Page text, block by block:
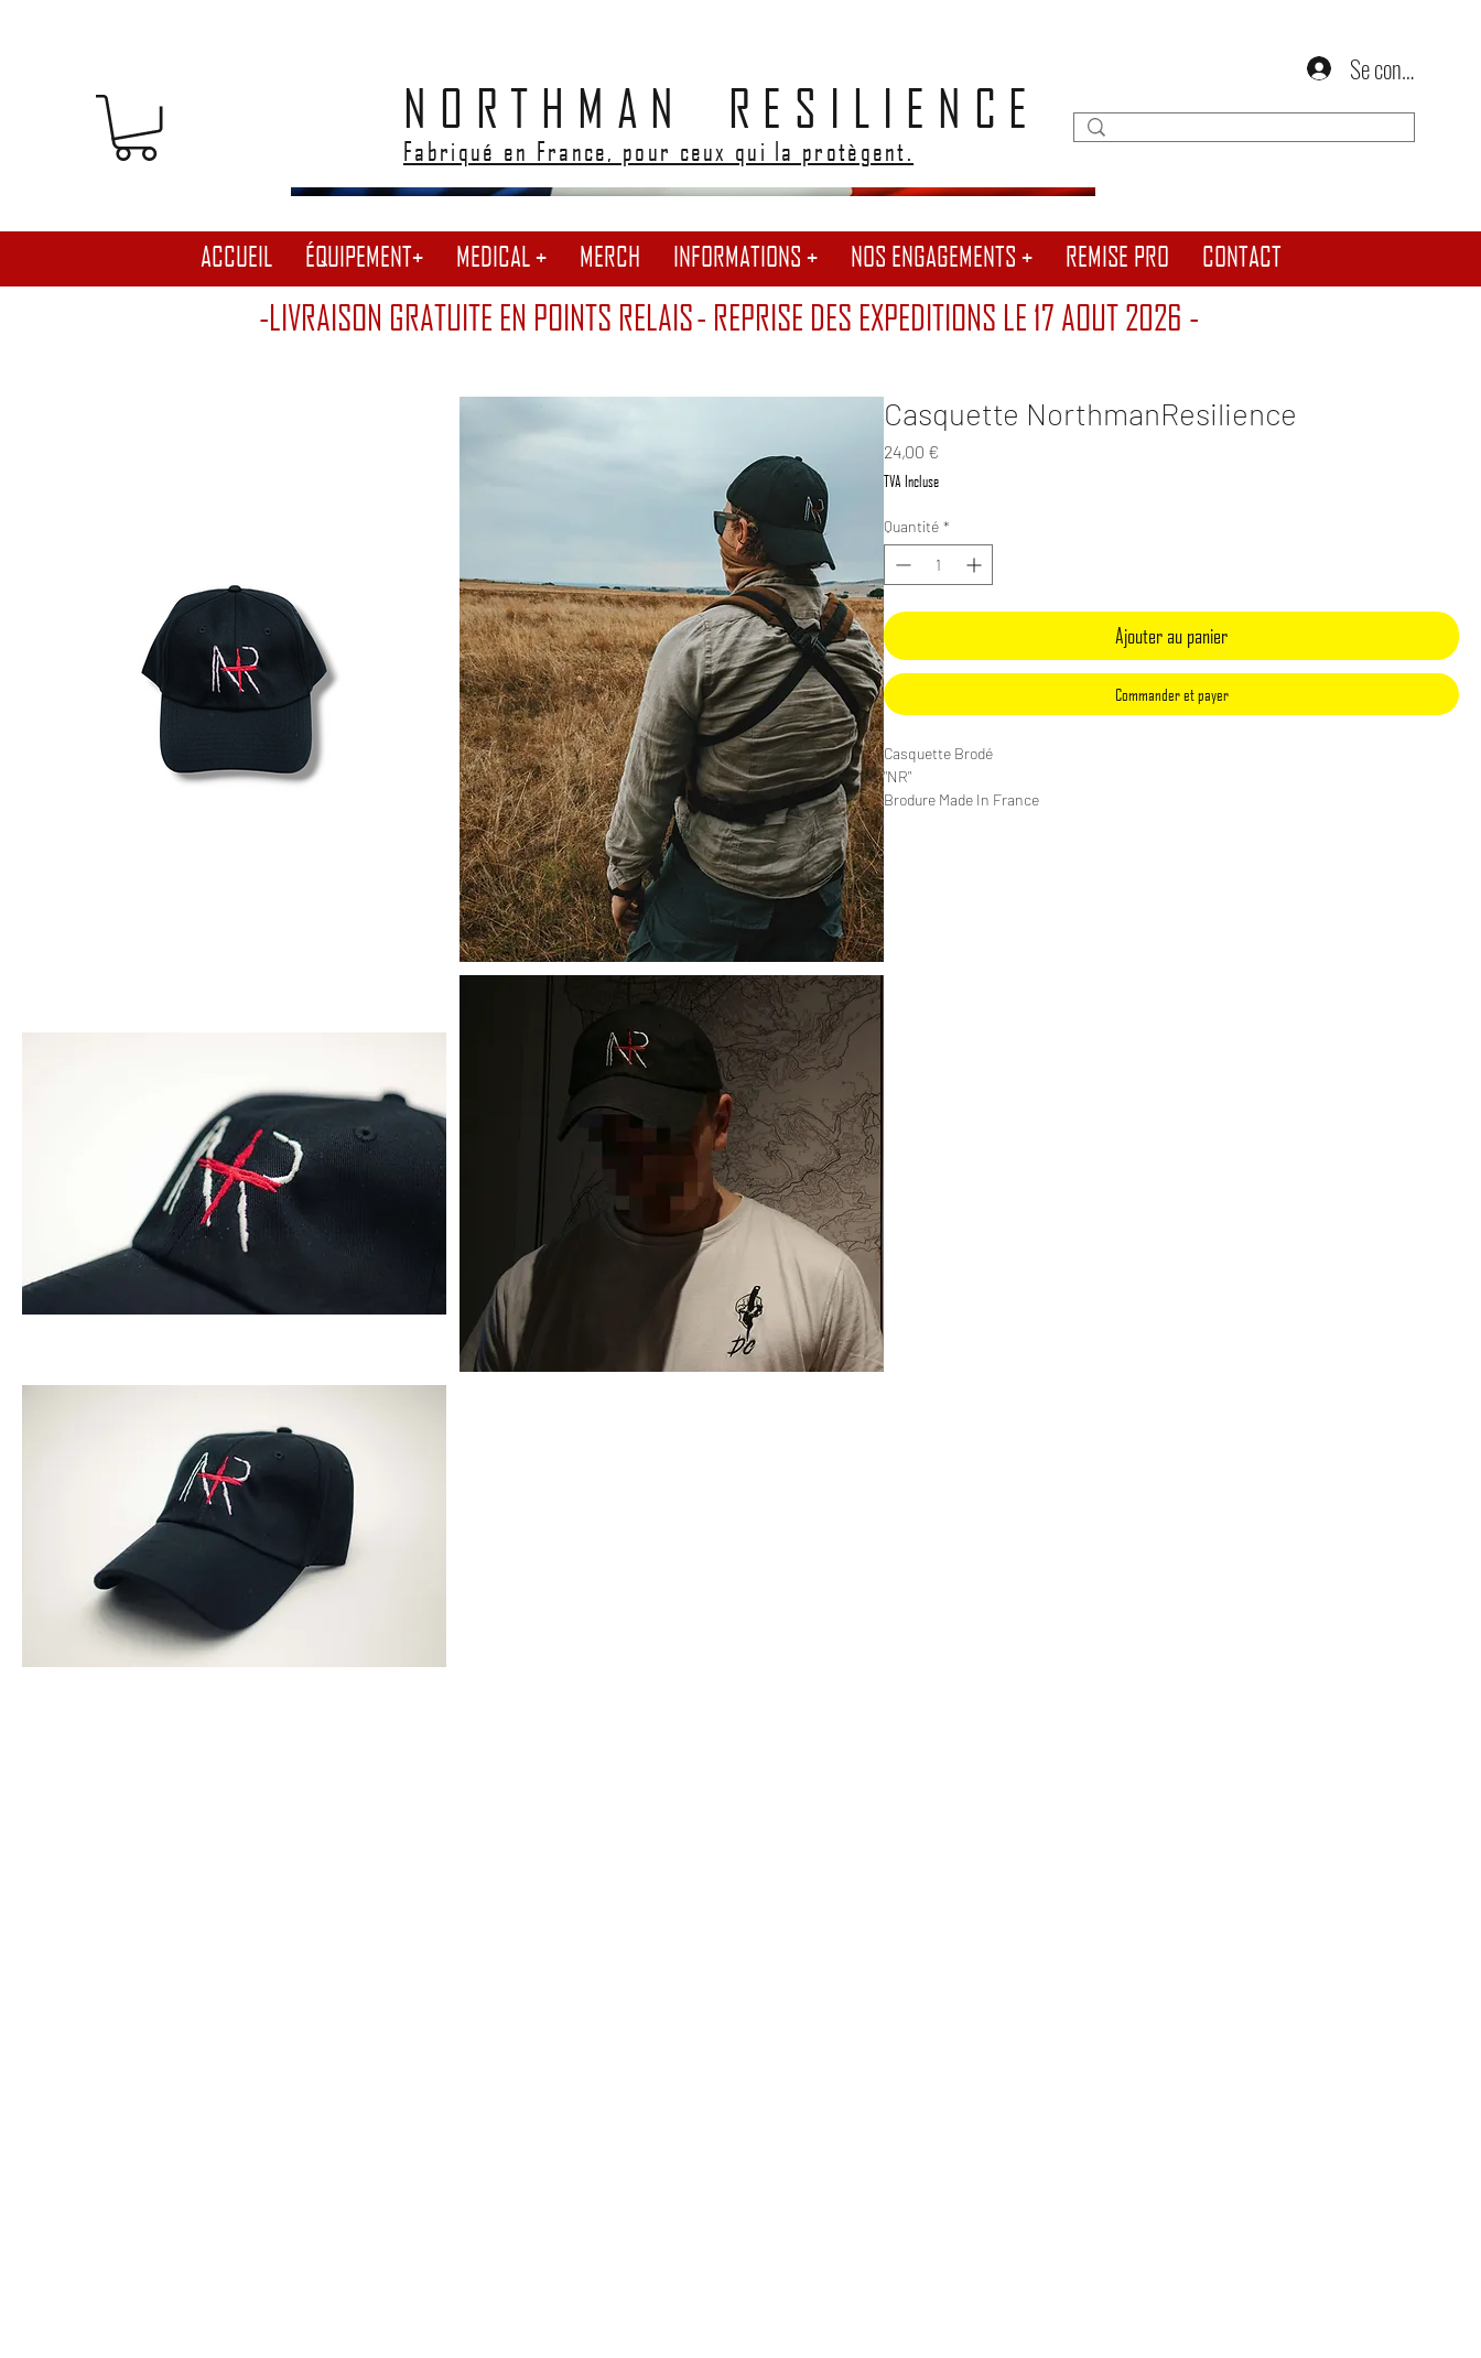
Se connecter
NORTHMAN RESILIENCE
Fabriqué en France, pour ceux qui la protègent.
ACCUEIL ÉQUIPEMENT+ MEDICAL + MERCH INFORMATIONS + NOS ENGAGEMENTS + REMISE PRO CONTACT
-LIVRAISON GRATUITE EN POINTS RELAIS- REPRISE DES EXPEDITIONS LE 17 AOUT 2026 -
Casquette NorthmanResilience
24,00 €
TVA Incluse
Quantité *
Ajouter au panier
Commander et payer
Casquette Brodé
"NR"
Brodure Made In France